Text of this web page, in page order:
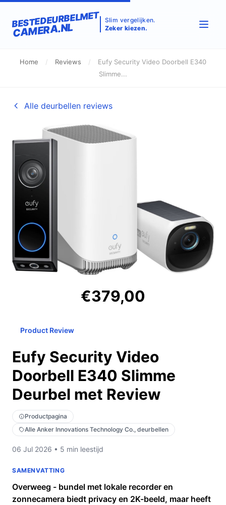
BESTEDEURBELMET
CAMERA.NL
Slim vergelijken.
Zeker kiezen.
Home / Reviews /
Eufy Security Video Doorbell E340
Slimme...
Alle deurbellen reviews
€379,00
Product Review
Eufy Security Video
Doorbell E340 Slimme
Deurbel met Review
Productpagina
Alle Anker Innovations Technology Co., deurbellen
06 Jul 2026 • 5 min leestijd
SAMENVATTING
Overweeg - bundel met lokale recorder en
zonnecamera biedt privacy en 2K-beeld, maar heeft